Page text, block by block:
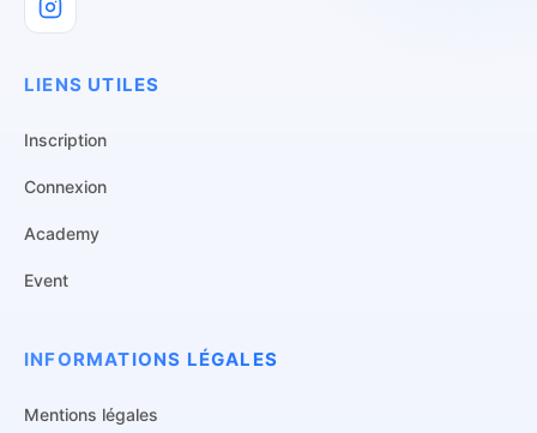
LIENS UTILES
Inscription
Connexion
Academy
Event
INFORMATIONS LÉGALES
Mentions légales